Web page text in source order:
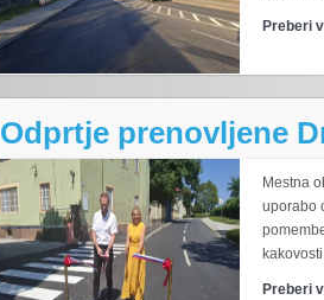
Preberi
Odprtje prenovljene
Mestna
uporabo
Preberi